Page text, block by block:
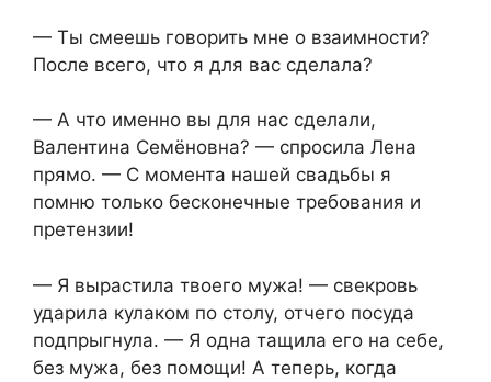
— Ты смеешь говорить мне о взаимности?
После всего, что я для вас сделала?
— А что именно вы для нас сделали,
Валентина Семёновна? — спросила Лена
прямо. — С момента нашей свадьбы я
помню только бесконечные требования и
претензии!
— Я вырастила твоего мужа! — свекровь
ударила кулаком по столу, отчего посуда
подпрыгнула. — Я одна тащила его на себе,
без мужа, без помощи! А теперь, когда